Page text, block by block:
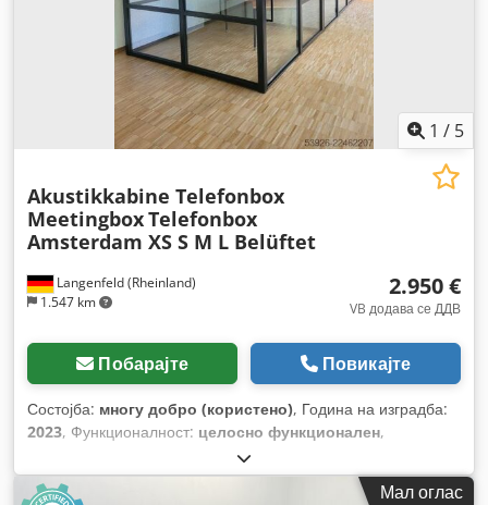
1 / 5
Langenfeld (Rheinland)
1.547 km
Akustikkabine Telefonbox
MeetingboxTelefonbox
Amsterdam XS S M L Belüftet
2.950 €
VB додава се ДДВ
Побарајте Повикајте
Состојба: многу добро (користено), Година на изградба:
2023, Функционалност: целосно функционален,
Мал оглас